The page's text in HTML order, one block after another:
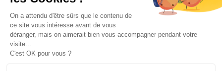
Contact
FAQ
Copyright © 2026 Happyneuron, Tous droits réservés
Mentions légales